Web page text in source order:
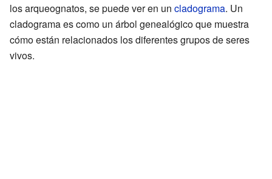
los arqueognatos, se puede ver en un cladograma. Un
cladograma es como un árbol genealógico que muestra
cómo están relacionados los diferentes grupos de seres
vivos.